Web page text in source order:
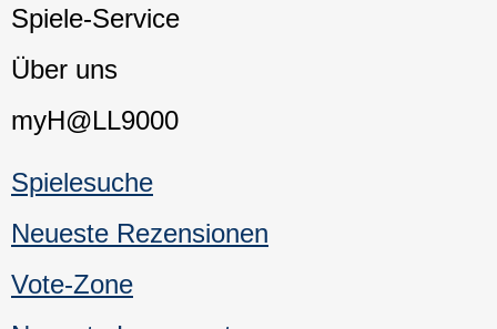
Spiele-Service
Über uns
myH@LL9000
Spielesuche
Neueste Rezensionen
Vote-Zone